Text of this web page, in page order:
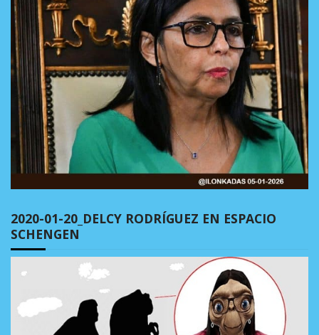
2020-01-20_DELCY RODRÍGUEZ EN ESPACIO
SCHENGEN